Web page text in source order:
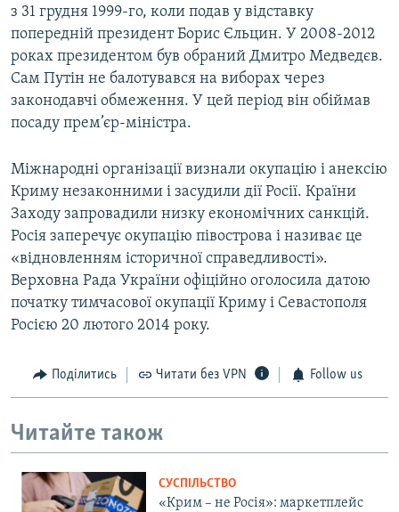
з 31 грудня 1999-го, коли подав у відставку
попередній президент Борис Єльцин. У 2008-2012
роках президентом був обраний Дмитро Медведєв.
Сам Путін не балотувався на виборах через
законодавчі обмеження. У цей період він обіймав
посаду прем’єр-міністра.
Міжнародні організації визнали окупацію і анексію
Криму незаконними і засудили дії Росії. Країни
Заходу запровадили низку економічних санкцій.
Росія заперечує окупацію півострова і називає це
«відновленням історичної справедливості».
Верховна Рада України офіційно оголосила датою
початку тимчасової окупації Криму і Севастополя
Росією 20 лютого 2014 року.
Поділитись Читати без VPN Follow us
Читайте також
СУСПІЛЬСТВО
«Крим – не Росія»: маркетплейс